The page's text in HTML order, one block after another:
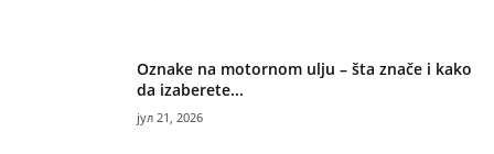
Oznake na motornom ulju – šta znače i kako
da izaberete...
јул 21, 2026